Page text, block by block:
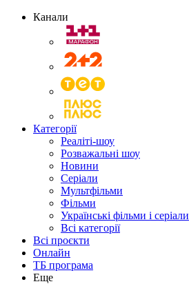
Канали
Категорії
Реаліті-шоу
Розважальні шоу
Новини
Серіали
Мультфільми
Фільми
Українські фільми і серіали
Всі категорії
Всі проєкти
Онлайн
ТБ програма
Еще